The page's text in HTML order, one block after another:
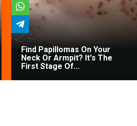
Find Papillomas On Your
Neck Or Armpit? It's The
First Stage Of...